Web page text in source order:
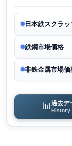
日本鉄スクラ
鉄鋼市場価格
非鉄金属市場価
📊過去デ
History